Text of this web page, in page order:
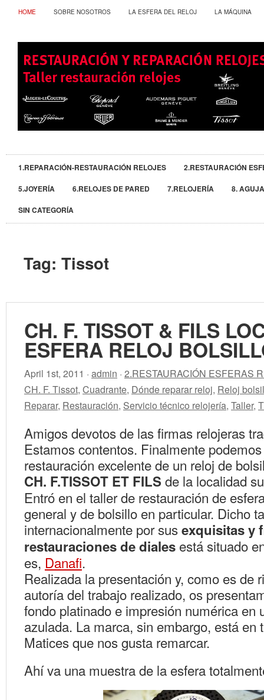
HOME SOBRE NOSOTROS LA ESFERA DEL RELOJ LA MÁQUINA
1.REPARACIÓN-RESTAURACIÓN RELOJES
2.RESTAURACIÓN
5.JOYERÍA
6.RELOJES DE PARED 7.RELOJERÍA
8.
SIN CATEGORÍA
Tag: Tissot
CH. F. TISSOT & FILS
ESFERA RELOJ
April 1st, 2011 · admin · 2.RESTAURACIÓN ESFERAS
CH. F. Tissot, Cuadrante, Dónde reparar reloj, Reloj
Reparar, Restauración, Servicio técnico relojería, Taller,
Amigos devotos de las firmas relojeras
Estamos contentos. Finalmente
restauración excelente de un reloj de
CH. F.TISSOT ET FILS de la localidad
Entró en el taller de restauración de
general y de bolsillo en particular. Dicho
internacionalmente por susexquisitas y
restauraciones de diales está situado
es, Danafi.
Realizada la presentación y, como es de
autorí­a del trabajo realizado, os
fondo platinado e impresión numérica en
azulada. La marca, sin embargo, está en
Matices que nos gusta remarcar.
Ahí va una muestra de la esfera